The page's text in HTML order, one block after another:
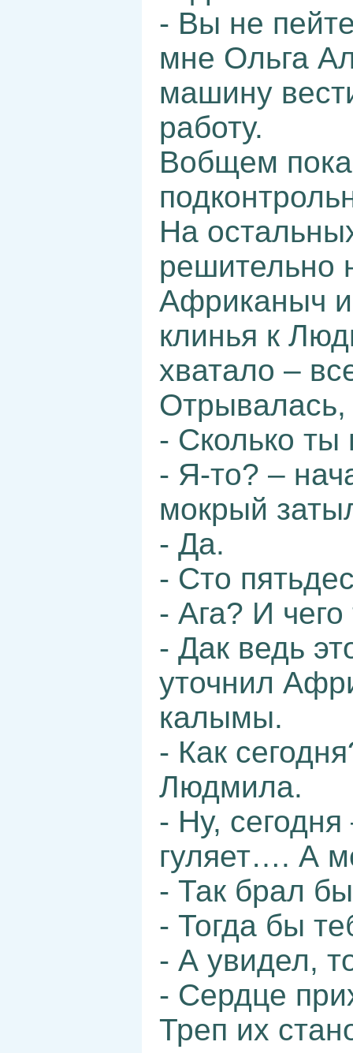
- Вы не
мне Ольга
машину
работу.
Вобщем
На
решительно
Африканыч
клинья к
хватало –
- Сколько
- Я-то? –
мокрый
- Да.
- Сто
- Ага? И
- Дак ведь
уточнил
калымы.
- Как
Людмила.
- Ну,
гуляет…. А
- Так брал
- Тогда бы
- А увидел,
- Сердце
Треп их